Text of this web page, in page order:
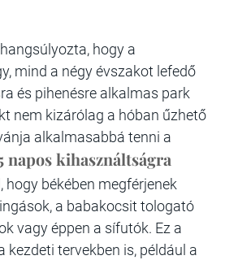
, hogy a
mind a négy évszakot lefedő
és pihenésre alkalmas park
nem kizárólag a hóban űzhető
alkalmasabbá tenni a
napos kihasználtságra
hogy békében megférjenek
a babakocsit tologató
vagy éppen a sífutók. Ez a
kezdeti tervekben is, például a